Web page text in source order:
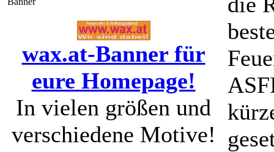
wax.at-Banner für
eure Homepage!
In vielen größen und
verschiedene Motive!